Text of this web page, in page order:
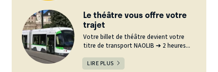
Le théâtre vous offre votre
trajet
Votre billet de théâtre devient votre
titre de transport NAOLIB ➔ 2 heures...
LIRE PLUS